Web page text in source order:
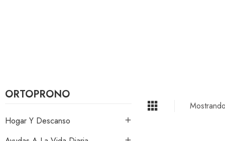
ORTOPRONO
Hogar Y Descanso 